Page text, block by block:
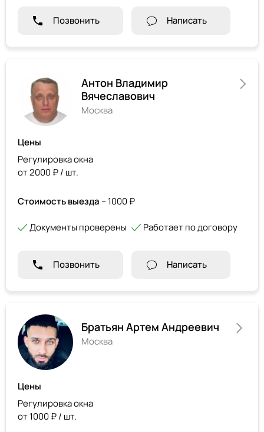
Позвонить Написать
Антон Владимир
Вячеславович
Москва
Цены
Регулировка окна
от 2000 ₽ / шт.
Стоимость выезда – 1000 ₽
Документы проверены Работает по договору
Позвонить Написать
Братьян Артем Андреевич
Москва
Цены
Регулировка окна
от 1000 ₽ / шт.